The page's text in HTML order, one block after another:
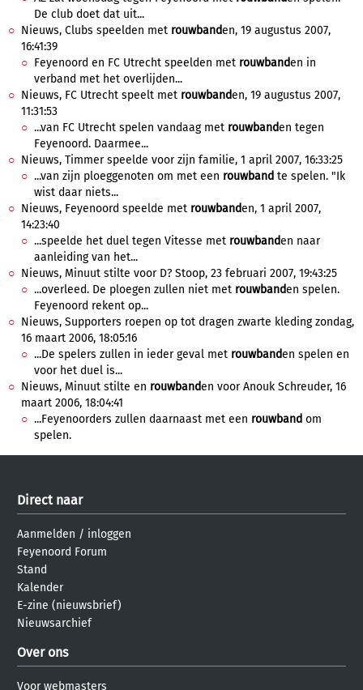
De club doet dat uit...
Nieuws, Clubs speelden met rouwbanden, 19 augustus 2007,
16:41:39
Feyenoord en FC Utrecht speelden met rouwbanden in
verband met het overlijden...
Nieuws, FC Utrecht speelt met rouwbanden, 19 augustus 2007,
11:31:53
...van FC Utrecht spelen vandaag met rouwbanden tegen
Feyenoord. Daarmee...
Nieuws, Timmer speelde voor zijn familie, 1 april 2007, 16:33:25
...van zijn ploeggenoten om met een rouwband te spelen. "Ik
wist daar niets...
Nieuws, Feyenoord speelde met rouwbanden, 1 april 2007,
14:23:40
...speelde het duel tegen Vitesse met rouwbanden naar
aanleiding van het...
Nieuws, Minuut stilte voor D? Stoop, 23 februari 2007, 19:43:25
...overleed. De ploegen zullen niet met rouwbanden spelen.
Feyenoord rekent op...
Nieuws, Supporters roepen op tot dragen zwarte kleding zondag,
16 maart 2006, 18:05:16
...De spelers zullen in ieder geval met rouwbanden spelen en
voor het duel is...
Nieuws, Minuut stilte en rouwbanden voor Anouk Schreuder, 16
maart 2006, 18:04:41
...Feyenoorders zullen daarnaast met een rouwband om
spelen.
Direct naar
Aanmelden / inloggen
Feyenoord Forum
Stand
Kalender
E-zine (nieuwsbrief)
Nieuwsarchief
Over ons
Voor webmasters